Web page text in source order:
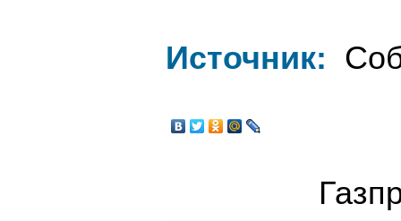
Источник: